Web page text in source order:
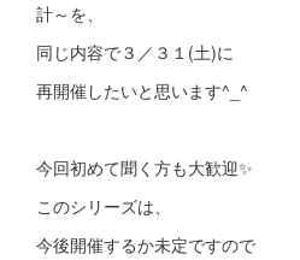
計～を、
同じ内容で３／３１(土)に
再開催したいと思います^_^
今回初めて聞く方も大歓迎✨
このシリーズは、
今後開催するか未定ですので